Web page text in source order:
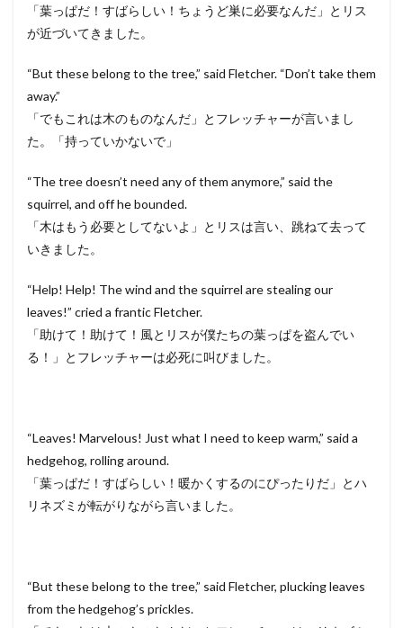
「葉っぱだ！すばらしい！ちょうど巣に必要なんだ」とリス
が近づいてきました。
“But these belong to the tree,” said Fletcher. “Don’t take them
away.”
「でもこれは木のものなんだ」とフレッチャーが言いまし
た。「持っていかないで」
“The tree doesn’t need any of them anymore,” said the
squirrel, and off he bounded.
「木はもう必要としてないよ」とリスは言い、跳ねて去って
いきました。
“Help! Help! The wind and the squirrel are stealing our
leaves!” cried a frantic Fletcher.
「助けて！助けて！風とリスが僕たちの葉っぱを盗んでい
る！」とフレッチャーは必死に叫びました。
“Leaves! Marvelous! Just what I need to keep warm,” said a
hedgehog, rolling around.
「葉っぱだ！すばらしい！暖かくするのにぴったりだ」とハ
リネズミが転がりながら言いました。
“But these belong to the tree,” said Fletcher, plucking leaves
from the hedgehog’s prickles.